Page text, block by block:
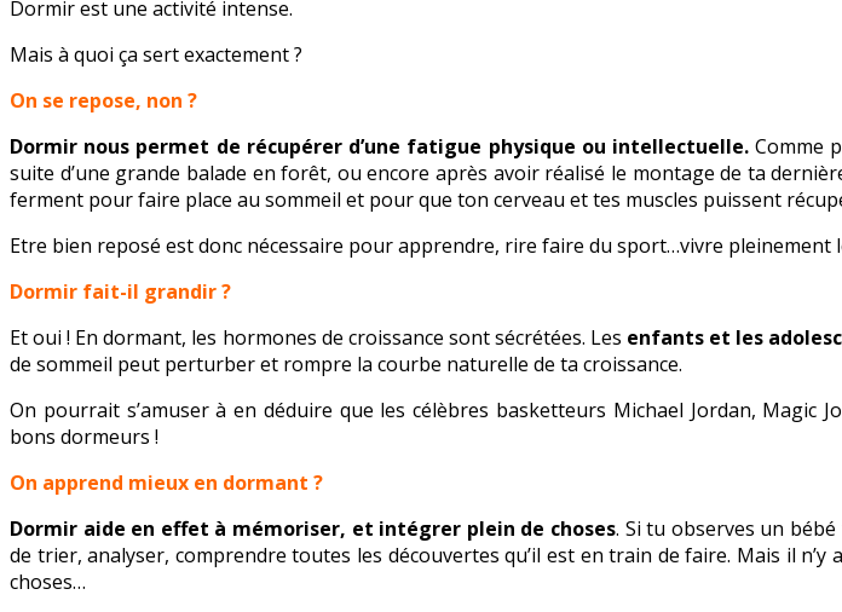
Dormir est une activité intense.
Mais à quoi ça sert exactement ?
On se repose, non ?
Dormir nous permet de récupérer d’une fatigue physique ou intellectuelle.Comme
suite d’une grande balade en forêt, ou encore après avoir réalisé le montage de ta
ferment pour faire place au sommeil et pour que ton cerveau et tes muscles puissent
Etre bien reposé est donc nécessaire pour apprendre, rire faire du sport…vivre pleinement
Dormir fait-il grandir ?
Et oui ! En dormant, les hormones de croissance sont sécrétées. Les enfants et les
de sommeil peut perturber et rompre la courbe naturelle de ta croissance.
On pourrait s’amuser à en déduire que les célèbres basketteurs Michael Jordan, Magic
bons dormeurs !
On apprend mieux en dormant ?
Dormir aide en effet à mémoriser, et intégrer plein de choses. Si tu observes un
de trier, analyser, comprendre toutes les découvertes qu’il est en train de faire. Mais il
choses…